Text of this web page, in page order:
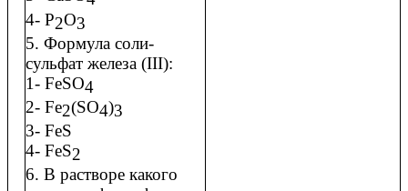
4- P2O3
5. Формула соли-
сульфат железа (III):
1- FeSO4
2- Fe2(SO4)3
3- FeS
4- FeS2
6. В растворе какого